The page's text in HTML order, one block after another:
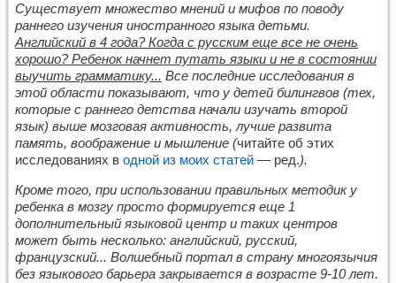
Существует множество мнений и мифов по поводу
раннего изучения иностранного языка детьми.
Английский в 4 года? Когда с русским еще все не очень
хорошо? Ребенок начнет путать языки и не в состоянии
выучить грамматику... Все последние исследования в
этой области показывают, что у детей билингвов (тех,
которые с раннего детства начали изучать второй
язык) выше мозговая активность, лучше развита
память, воображение и мышление (читайте об этих
исследованиях в одной из моих статей — ред.).
Кроме того, при использовании правильных методик у
ребенка в мозгу просто формируется еще 1
дополнительный языковой центр и таких центров
может быть несколько: английский, русский,
французский... Волшебный портал в страну многоязычия
без языкового барьера закрывается в возрасте 9-10 лет.